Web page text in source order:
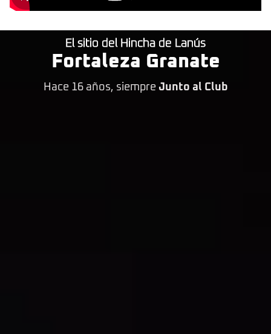
El sitio del Hincha de Lanús
Fortaleza Granate
Hace 16 años, siempre Junto al Club